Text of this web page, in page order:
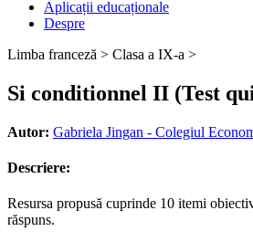
Aplicații educaționale
Despre
Limba franceză > Clasa a IX-a >
Si conditionnel II (Test
Autor: Gabriela Jingan - Colegiul
Descriere:
Resursa propusă cuprinde 10 itemi
răspuns.